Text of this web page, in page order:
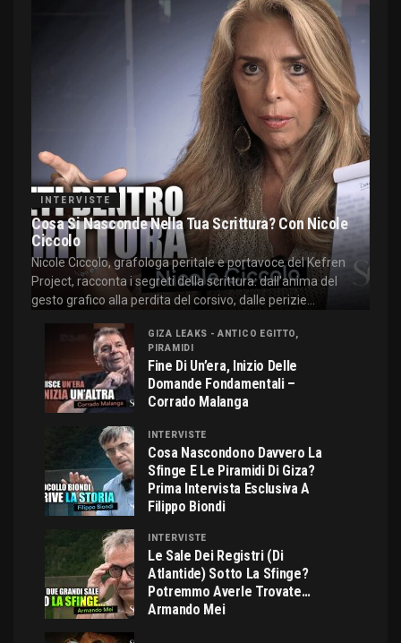
INTERVISTE
Cosa Si Nasconde Nella Tua Scrittura? Con Nicole
Ciccolo
Nicole Ciccolo, grafologa peritale e portavoce del Kefren
Project, racconta i segreti della scrittura: dall'anima del
gesto grafico alla perdita del corsivo, dalle perizie...
GIZA LEAKS - ANTICO EGITTO,
PIRAMIDI
Fine Di Un’era, Inizio Delle
Domande Fondamentali –
Corrado Malanga
INTERVISTE
Cosa Nascondono Davvero La
Sfinge E Le Piramidi Di Giza?
Prima Intervista Esclusiva A
Filippo Biondi
INTERVISTE
Le Sale Dei Registri (di
Atlantide) Sotto La Sfinge?
Potremmo Averle Trovate…
Armando Mei